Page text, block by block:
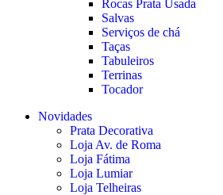
Rocas Prata Usada
Salvas
Serviços de chá
Taças
Tabuleiros
Terrinas
Tocador
Novidades
Prata Decorativa
Loja Av. de Roma
Loja Fátima
Loja Lumiar
Loja Telheiras